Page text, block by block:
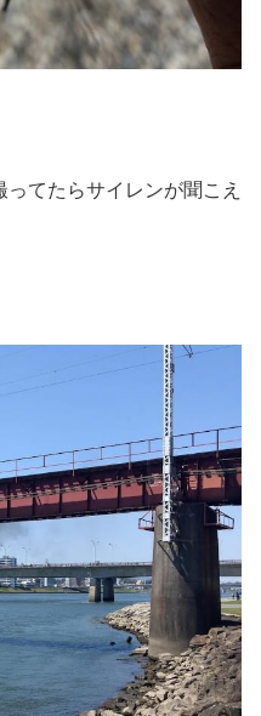
てたらサイレンが聞こえ